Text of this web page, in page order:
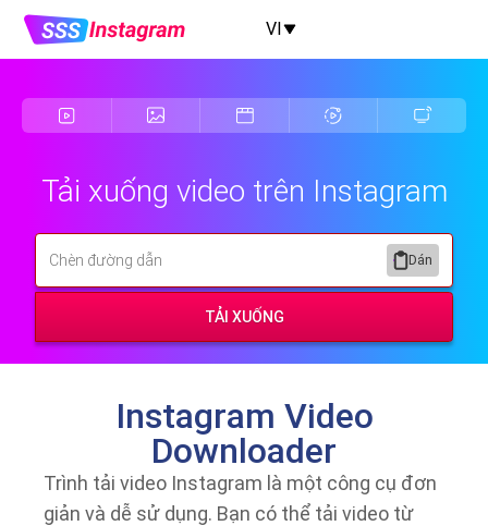
VI
Tải xuống video trên Instagram
Dán
TẢI XUỐNG
Instagram Video
Downloader
Trình tải video Instagram là một công cụ đơn
giản và dễ sử dụng. Bạn có thể tải video từ